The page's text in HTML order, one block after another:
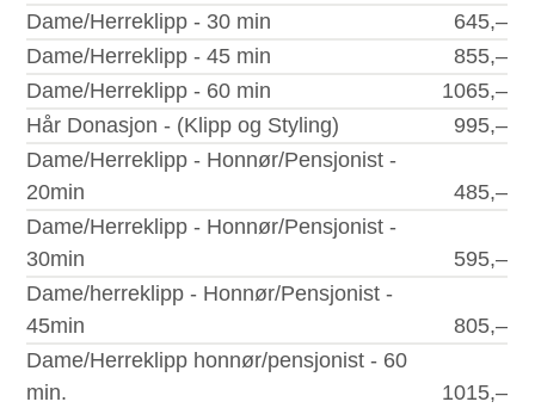
Dame/Herreklipp - 30 min
645,–
Dame/Herreklipp - 45 min
855,–
Dame/Herreklipp - 60 min
1065,–
Hår Donasjon - (Klipp og Styling)
995,–
Dame/Herreklipp - Honnør/Pensjonist -
20min
485,–
Dame/Herreklipp - Honnør/Pensjonist -
30min
595,–
Dame/herreklipp - Honnør/Pensjonist -
45min
805,–
Dame/Herreklipp honnør/pensjonist - 60
min.
1015,–